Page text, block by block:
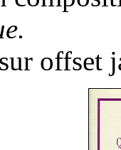
offset